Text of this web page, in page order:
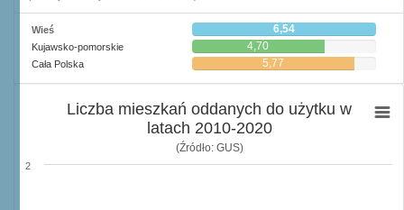
Wieś 6,54
Kujawsko-pomorskie 4,70
Cała Polska 5,77
Liczba mieszkań oddanych do użytku w
latach 2010-2020
(Źródło: GUS)
2